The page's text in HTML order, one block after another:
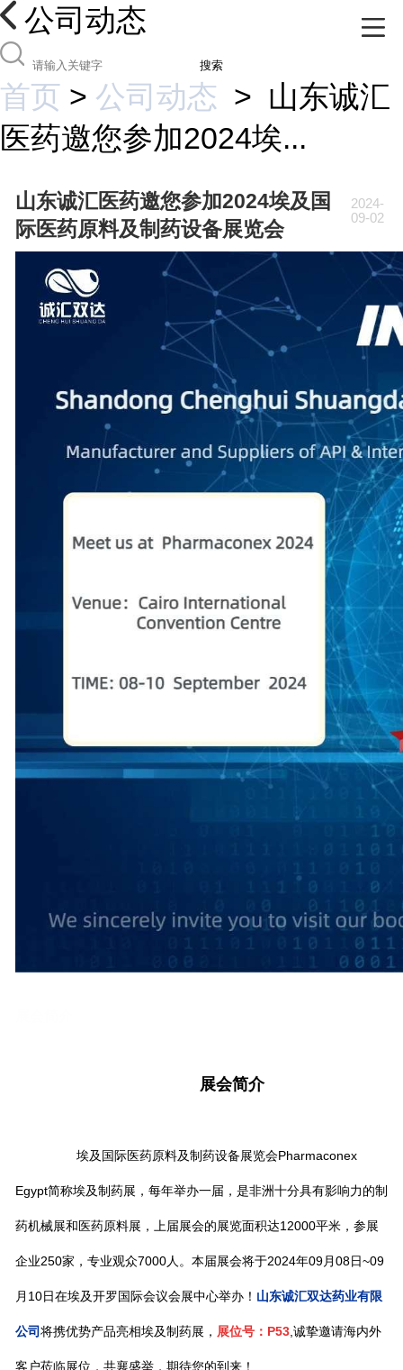
公司动态
搜索
首页 > 公司动态 > 山东诚汇
医药邀您参加2024埃...
山东诚汇医药邀您参加2024埃及国
际医药原料及制药设备展览会
2024-
09-02
展会简介
埃及国际医药原料及制药设备展览会Pharmaconex
Egypt简称埃及制药展，每年举办一届，是非洲十分具有影响力的制
药机械展和医药原料展，上届展会的展览面积达12000平米，参展
企业250家，专业观众7000人。本届展会将于2024年09月08日~09
月10日在埃及开罗国际会议会展中心举办！ 山东诚汇双达药业有限
公司将携优势产品亮相埃及制药展， 展位号： P53,诚挚邀请海内外
客户莅临展位，共襄盛举，期待您的到来！